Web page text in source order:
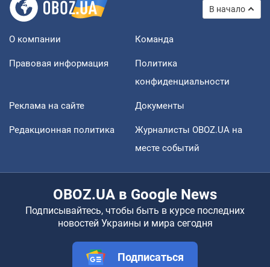
В начало
О компании Команда
Правовая информация
Политика
конфиденциальности
Реклама на сайте Документы
Редакционная политика
Журналисты OBOZ.UA на
месте событий
OBOZ.UA в Google News
Подписывайтесь, чтобы быть в курсе последних
новостей Украины и мира сегодня
Подписаться